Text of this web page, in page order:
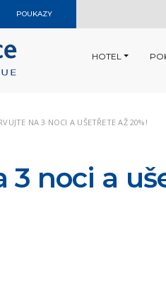
POUKAZY
HOTEL
NA 3 NOCI A UŠETŘETE AŽ 20%!
3 noci a